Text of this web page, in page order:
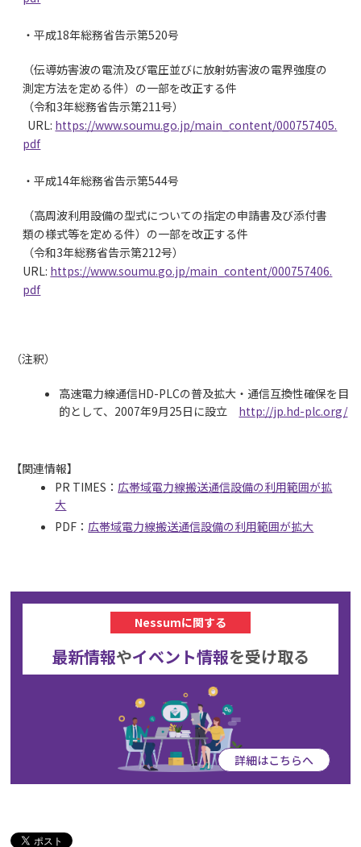
・平成18年総務省告示第520号
（伝導妨害波の電流及び電圧並びに放射妨害波の電界強度の
測定方法を定める件）の一部を改正する件
（令和3年総務省告示第211号）
URL: https://www.soumu.go.jp/main_content/000757405.
pdf
・平成14年総務省告示第544号
（高周波利用設備の型式についての指定の申請書及び添付書
類の様式等を定める件）の一部を改正する件
（令和3年総務省告示第212号）
URL: https://www.soumu.go.jp/main_content/000757406.
pdf
（注釈）
高速電力線通信HD-PLCの普及拡大・通信互換性確保を目
的として、2007年9月25日に設立 http://jp.hd-plc.org/
【関連情報】
PR TIMES：広帯域電力線搬送通信設備の利用範囲が拡
大
PDF：広帯域電力線搬送通信設備の利用範囲が拡大
Nessumに関する
最新情報やイベント情報を受け取る
詳細はこちらへ